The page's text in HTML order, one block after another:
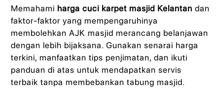
Memahami harga cuci karpet masjid Kelantan dan
faktor-faktor yang mempengaruhinya
membolehkan AJK masjid merancang belanjawan
dengan lebih bijaksana. Gunakan senarai harga
terkini, manfaatkan tips penjimatan, dan ikuti
panduan di atas untuk mendapatkan servis
terbaik tanpa membebankan tabung masjid.